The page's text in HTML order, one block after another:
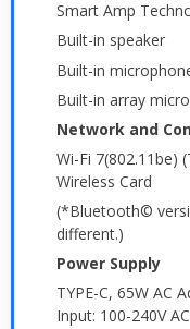
Smart Amp
Built-in speaker
Built-in
Built-in array
Network and
Wi-Fi
Wireless Card
(*Bluetooth©
different.)
Power Supply
TYPE-C, 65W AC
Input: 100-240V